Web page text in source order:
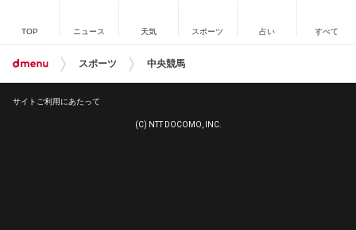
TOP ニュース 天気 スポーツ 占い すべて
スポーツ 中央競馬
サイトご利用にあたって
(C) NTT DOCOMO, INC.